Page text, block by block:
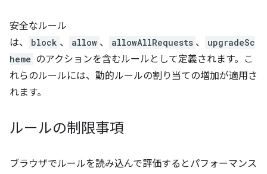
安全なルール
は、
block 、 allow 、 allowAllRequests 、
upgradeSc
heme のアクションを含むルールとして定義されます。こ
れらのルールには、動的ルールの割り当ての増加が適用さ
れます。
ルールの制限事項
ブラウザでルールを読み込んで評価するとパフォーマンス